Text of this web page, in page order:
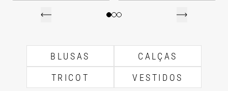
BLUSAS
CALÇAS
TRICOT
VESTIDOS